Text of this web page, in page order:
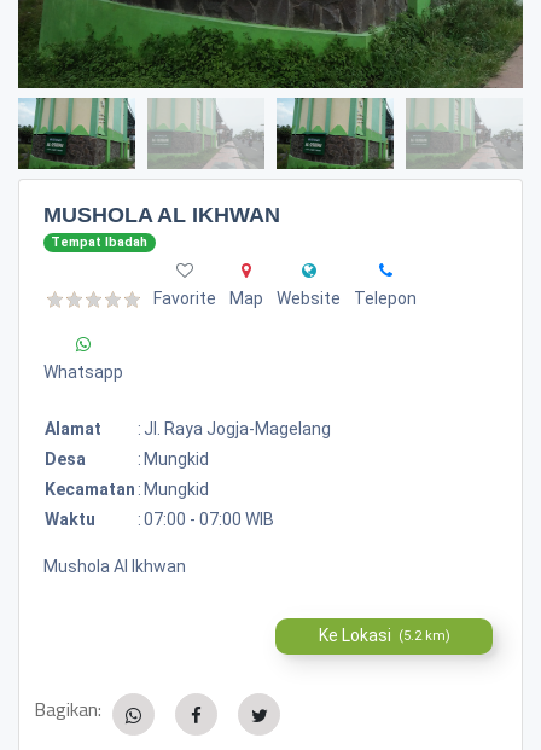
MUSHOLA AL IKHWAN
Tempat Ibadah
Favorite Map Website Telepon
Whatsapp
Alamat : Jl. Raya Jogja-Magelang
Desa
: Mungkid
Kecamatan : Mungkid
Waktu
:07:00 - 07:00 WIB
Mushola Al Ikhwan
Ke Lokasi (5.2 km)
Bagikan: